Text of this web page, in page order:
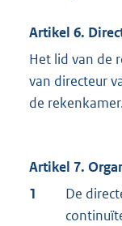
Artikel 6.
Het lid van de
van directeur
de
Artikel 7.
1
De